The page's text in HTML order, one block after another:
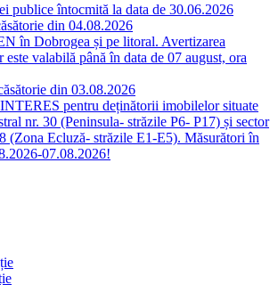
publice întocmită la data de 30.06.2026
din 04.08.2026
în Dobrogea și pe litoral. Avertizarea
valabilă până în data de 07 august, ora
din 03.08.2026
pentru deținătorii imobilelor situate
nr. 30 (Peninsula- străzile P6- P17) și sector
(Zona Ecluză- străzile E1-E5). Măsurători în
07.08.2026!